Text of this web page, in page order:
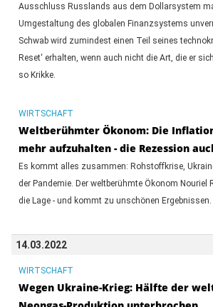
Ausschluss Russlands aus dem Dollarsystem
Umgestaltung des globalen Finanzsystems
Schwab wird zumindest einen Teil seines
Reset‘ erhalten, wenn auch nicht die Art, die er
so Krikke.
WIRTSCHAFT
Weltberühmter Ökonom: Die
mehr aufzuhalten - die Rezession
Es kommt alles zusammen: Rohstoffkrise,
der Pandemie. Der weltberühmte Ökonom Nouriel
die Lage - und kommt zu unschönen Ergebnissen.
14.03.2022
WIRTSCHAFT
Wegen Ukraine-Krieg: Hälfte der